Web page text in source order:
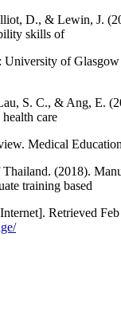
D., & Lewin, J.
skills of
University of
S. C., & Ang, E.
care
Medical
(2018).
training based
Retrieved